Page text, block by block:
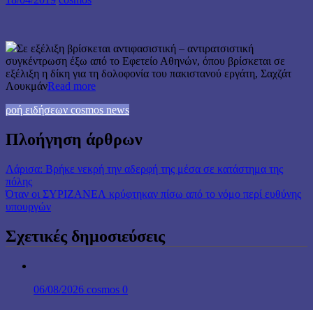
Σε εξέλιξη βρίσκεται αντιφασιστική – αντιρατσιστική
συγκέντρωση έξω από το Εφετείο Αθηνών, όπου βρίσκεται σε
εξέλιξη η δίκη για τη δολοφονία του πακιστανού εργάτη, Σαχζάτ
ΛουκμάνRead more
ροή ειδήσεων cosmos news
Πλοήγηση άρθρων
Λάρισα: Βρήκε νεκρή την αδερφή της μέσα σε κατάστημα της
πόλης
Όταν οι ΣΥΡΙΖΑΝΕΛ κρύφτηκαν πίσω από το νόμο περί ευθύνης
υπουργών
Σχετικές δημοσιεύσεις
06/08/2026 cosmos 0